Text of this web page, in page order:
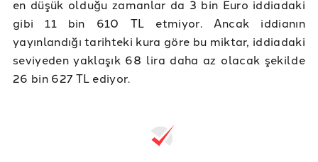
en düşük olduğu zamanlar da 3 bin Euro iddiadaki
gibi 11 bin 610 TL etmiyor. Ancak iddianın
yayınlandığı tarihteki kura göre bu miktar, iddiadaki
seviyeden yaklaşık 68 lira daha az olacak şekilde
26 bin 627 TL ediyor.